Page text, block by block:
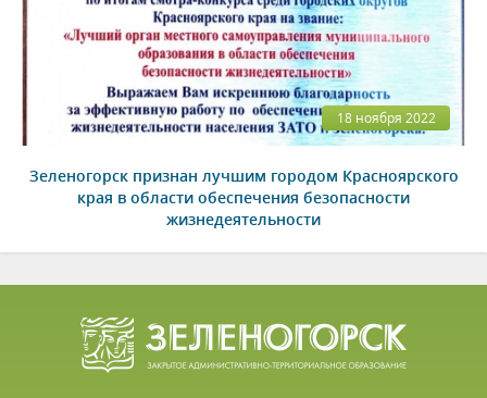
18 ноября 2022
Зеленогорск признан лучшим городом Красноярского
края в области обеспечения безопасности
жизнедеятельности